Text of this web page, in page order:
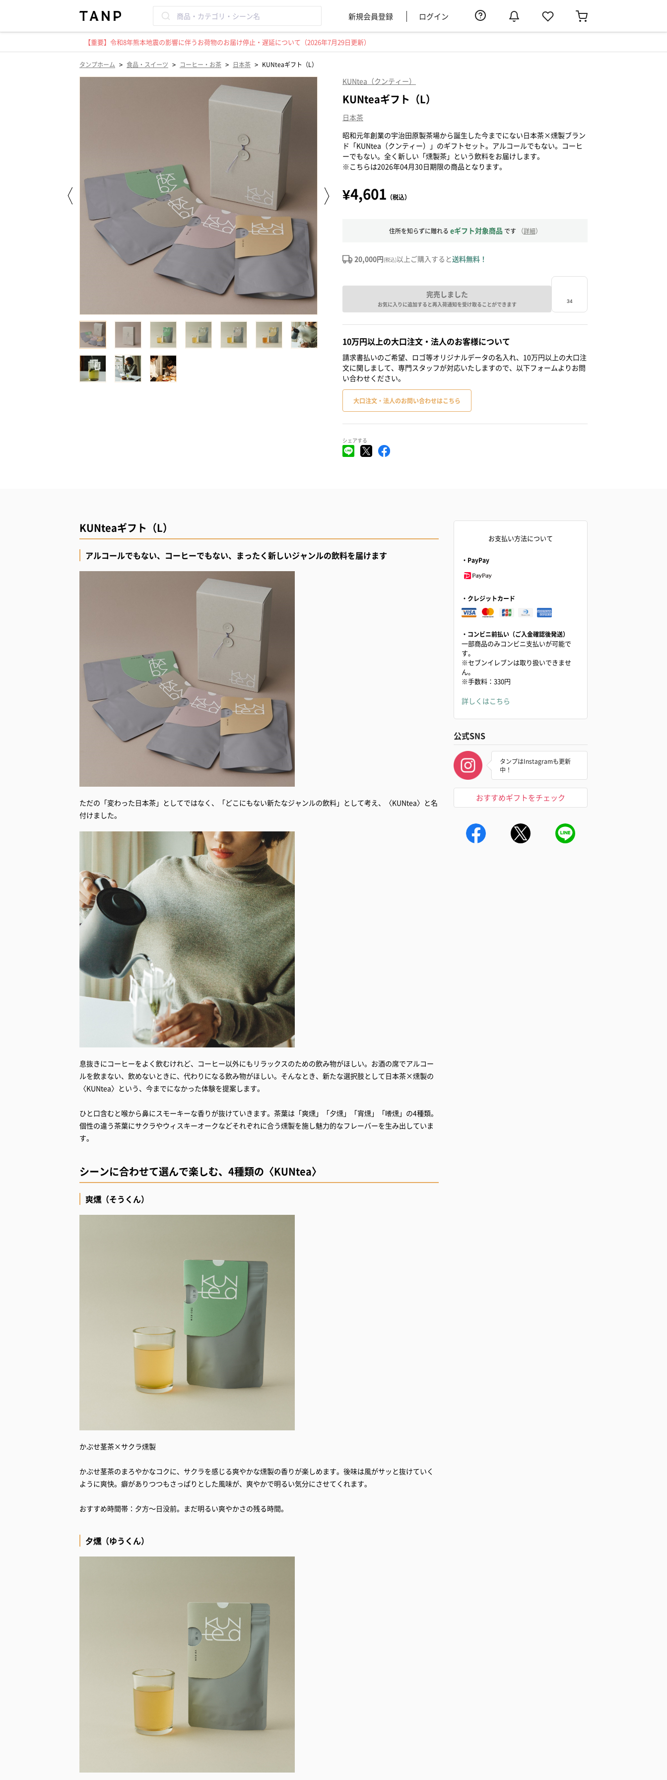
新規会員登録 ログイン
【重要】令和8年熊本地震の影響に伴うお荷物のお届け停止・遅延について（2026年7月29日更新）
タンプホーム > 食品・スイーツ > コーヒー・お茶 > 日本茶 > KUNteaギフト（L）
KUNtea（クンティー）
KUNteaギフト（L）
日本茶
昭和元年創業の宇治田原製茶場から誕生した今までにない日本茶×燻製ブラン
ド「KUNtea（クンティー）」のギフトセット。アルコールでもない。コーヒ
ーでもない。全く新しい「燻製茶」という飲料をお届けします。
※こちらは2026年04月30日期限の商品となります。
¥4,601 （税込）
住所を知らずに贈れる eギフト対象商品 です （詳細）
20,000円(税込)以上ご購入すると送料無料！
完売しました
お気に入りに追加すると再入荷通知を受け取ることができます
10万円以上の大口注文・法人のお客様について
請求書払いのご希望、ロゴ等オリジナルデータの名入れ、10万円以上の大口注
文に関しまして、専門スタッフが対応いたしますので、以下フォームよりお問
い合わせください。
大口注文・法人のお問い合わせはこちら
シェアする
KUNteaギフト（L）
アルコールでもない、コーヒーでもない、まったく新しいジャンルの飲料を届けます
ただの「変わった日本茶」としてではなく、「どこにもない新たなジャンルの飲料」として考え、〈KUNtea〉と名
付けました。
息抜きにコーヒーをよく飲むけれど、コーヒー以外にもリラックスのための飲み物がほしい。お酒の席でアルコー
ルを飲まない、飲めないときに、代わりになる飲み物がほしい。そんなとき、新たな選択肢として日本茶×燻製の
〈KUNtea〉という、今までになかった体験を提案します。
ひと口含むと喉から鼻にスモーキーな香りが抜けていきます。茶葉は「爽燻」「夕燻」「宵燻」「嗜燻」の4種類。
個性の違う茶葉にサクラやウィスキーオークなどそれぞれに合う燻製を施し魅力的なフレーバーを生み出していま
す。
シーンに合わせて選んで楽しむ、4種類の〈KUNtea〉
爽燻（そうくん）
かぶせ茎茶×サクラ燻製
かぶせ茎茶のまろやかなコクに、サクラを感じる爽やかな燻製の香りが楽しめます。後味は風がサッと抜けていく
ように爽快。癖がありつつもさっぱりとした風味が、爽やかで明るい気分にさせてくれます。
おすすめ時間帯：夕方～日没前。まだ明るい爽やかさの残る時間。
夕燻（ゆうくん）
お支払い方法について
・PayPay
・クレジットカード
・コンビニ前払い（ご入金確認後発送）
一部商品のみコンビニ支払いが可能で
す。
※セブンイレブンは取り扱いできませ
ん。
※手数料：330円
詳しくはこちら
公式SNS
タンプはInstagramも更新
中！
おすすめギフトをチェック